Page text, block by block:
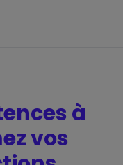
à
vos